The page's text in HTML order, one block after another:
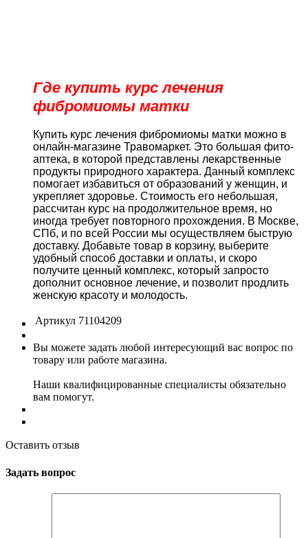
Где купить курс лечения
фибромиомы матки
Купить курс лечения фибромиомы матки можно в
онлайн-магазине Травомаркет. Это большая фито-
аптека, в которой представлены лекарственные
продукты природного характера. Данный комплекс
помогает избавиться от образований у женщин, и
укрепляет здоровье. Стоимость его небольшая,
рассчитан курс на продолжительное время, но
иногда требует повторного прохождения. В Москве,
СПб, и по всей России мы осуществляем быструю
доставку. Добавьте товар в корзину, выберите
удобный способ доставки и оплаты, и скоро
получите ценный комплекс, который запросто
дополнит основное лечение, и позволит продлить
женскую красоту и молодость.
Артикул 71104209
Вы можете задать любой интересующий вас вопрос по
товару или работе магазина.
Наши квалифицированные специалисты обязательно
вам помогут.
Оставить отзыв
Задать вопрос